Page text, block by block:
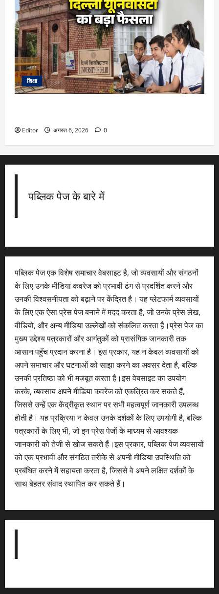
शिक्षा
Editor अगस्त 6, 2026 0
पब्लिक पेज के बारे में
पब्लिक पेज एक विशेष समाचार वेबसाइट है, जो व्यवसायों और संगठनों
के लिए उनके मीडिया कवरेज को प्रभावी ढंग से प्रदर्शित करने और
उनकी विश्वसनीयता को बढ़ाने पर केंद्रित है। यह प्लेटफार्म व्यवसायों
के लिए एक ऐसा प्रेस पेज बनाने में मदद करता है, जो उनके प्रेस लेख,
वीडियो, और अन्य मीडिया उल्लेखों को संकलित करता है।प्रेस पेज का
मुख्य उद्देश्य पत्रकारों और आगंतुकों को प्रासंगिक जानकारी तक
आसान पहुँच प्रदान करना है। इस प्रकार, यह न केवल व्यवसायों को
अपने समाचार और घटनाओं को साझा करने का अवसर देता है, बल्कि
उनकी प्रतिष्ठा को भी मजबूत करता है।इस वेबसाइट का उपयोग
करके, व्यवसाय अपने मीडिया कवरेज को एकत्रित कर सकते हैं,
जिससे उन्हें एक केंद्रीकृत स्थान पर सभी महत्वपूर्ण जानकारी उपलब्ध
होती है। यह प्रक्रिया न केवल उनके दर्शकों के लिए उपयोगी है, बल्कि
पत्रकारों के लिए भी, जो इन प्रेस पेजों के माध्यम से आवश्यक
जानकारी को तेजी से खोज सकते हैं।इस प्रकार, पब्लिक पेज व्यवसायों
को एक प्रभावी और संगठित तरीके से अपनी मीडिया उपस्थिति को
प्रबंधित करने में सहायता करता है, जिससे वे अपने लक्षित दर्शकों के
साथ बेहतर संवाद स्थापित कर सकते हैं।